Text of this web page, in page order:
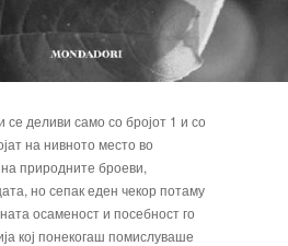
деливи само со бројот 1 и со
на нив­ното место во
при­родните броеви,
но сепак еден чекор потаму
осаменост и посебност го
кој понекогаш помислу­ваше